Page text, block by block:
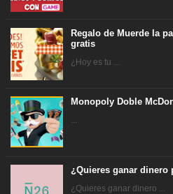
Regalo de Muerde la
gratis
¿Hoy es tu ...
Monopoly Doble
¿Quieres ganar dinero
¿Quieres ganar dinero ...